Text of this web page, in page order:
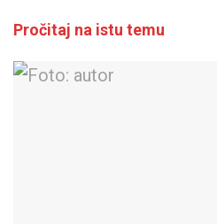
Pročitaj na istu temu